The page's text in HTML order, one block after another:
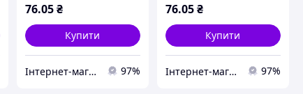
76.05 ₴
Купити
Інтернет-магазин ChystoPro 97%
76.05₴
Купити
Інтернет-магазин ChystoPro 97%